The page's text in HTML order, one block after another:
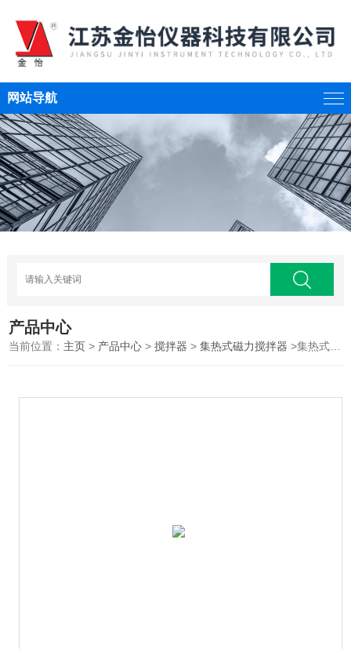
网站导航
产品中心
当前位置： 主页 > 产品中心 >搅拌器 >集热式磁力搅拌器 >集热式磁力搅拌器